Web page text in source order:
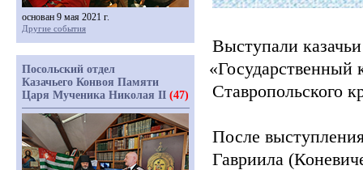
Выступали
«Государственный
Ставропольского
После
Гавриила
основан 9 мая 2021 г.
Другие события
Посольский отдел
Казачьего Конвоя Памяти
Царя Мученика Николая II (47)